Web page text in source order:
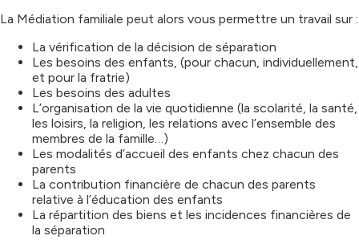
La Médiation familiale peut alors vous permettre un travail sur :
La vérification de la décision de séparation
Les besoins des enfants, (pour chacun, individuellement,
et pour la fratrie)
Les besoins des adultes
L’organisation de la vie quotidienne (la scolarité, la santé,
les loisirs, la religion, les relations avec l’ensemble des
membres de la famille…)
Les modalités d’accueil des enfants chez chacun des
parents
La contribution financière de chacun des parents
relative à l’éducation des enfants
La répartition des biens et les incidences financières de
la séparation